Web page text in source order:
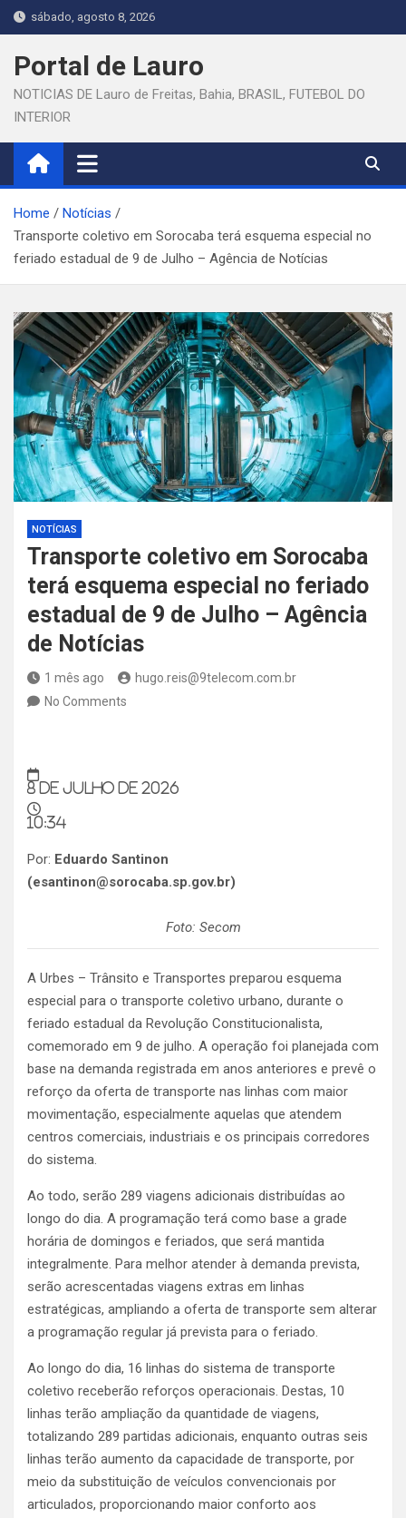
Skip
to
content
sábado, agosto 8, 2026
Portal de Lauro
NOTICIAS DE Lauro de Freitas, Bahia, BRASIL, FUTEBOL DO
INTERIOR
Home
Notícias
Transporte coletivo em Sorocaba terá esquema especial no
feriado estadual de 9 de Julho – Agência de Notícias
NOTÍCIAS
Transporte coletivo em Sorocaba
terá esquema especial no feriado
estadual de 9 de Julho – Agência
de Notícias
1 mês ago
hugo.reis@9telecom.com.br
No Comments
8 de julho de 2026
10:34
Por: Eduardo Santinon
(esantinon@sorocaba.sp.gov.br)
Foto: Secom
A Urbes – Trânsito e Transportes preparou esquema
especial para o transporte coletivo urbano, durante o
feriado estadual da Revolução Constitucionalista,
comemorado em 9 de julho. A operação foi planejada com
base na demanda registrada em anos anteriores e prevê o
reforço da oferta de transporte nas linhas com maior
movimentação, especialmente aquelas que atendem
centros comerciais, industriais e os principais corredores
do sistema.
Ao todo, serão 289 viagens adicionais distribuídas ao
longo do dia. A programação terá como base a grade
horária de domingos e feriados, que será mantida
integralmente. Para melhor atender à demanda prevista,
serão acrescentadas viagens extras em linhas
estratégicas, ampliando a oferta de transporte sem alterar
a programação regular já prevista para o feriado.
Ao longo do dia, 16 linhas do sistema de transporte
coletivo receberão reforços operacionais. Destas, 10
linhas terão ampliação da quantidade de viagens,
totalizando 289 partidas adicionais, enquanto outras seis
linhas terão aumento da capacidade de transporte, por
meio da substituição de veículos convencionais por
articulados, proporcionando maior conforto aos